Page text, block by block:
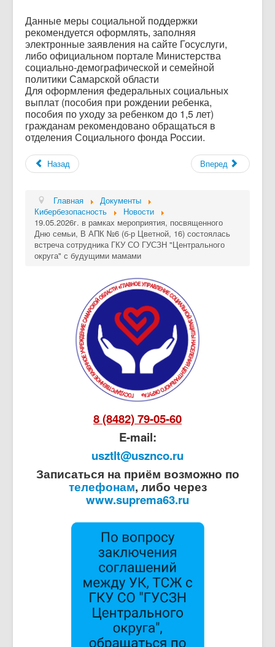
Данные меры социальной поддержки
рекомендуется оформлять, заполняя
электронные заявления на сайте Госуслуги,
либо официальном портале Министерства
социально-демографической и семейной
политики Самарской области
Для оформления федеральных социальных
выплат (пособия при рождении ребенка,
пособия по уходу за ребенком до 1,5 лет)
гражданам рекомендовано обращаться в
отделения Социального фонда России.
Назад Вперед
Главная
Документы
Кибербезопасность
Новости
19.05.2026г. в рамках мероприятия, посвященного
Дню семьи, В АПК №6 (б-р Цветной, 16) состоялась
встреча сотрудника ГКУ СО ГУСЗН "Центрального
округа" с будущими мамами
8 (8482) 79-05-60
E-mail:
usztlt@usznco.ru
Записаться на приём возможно по
телефонам, либо через
www.suprema63.ru